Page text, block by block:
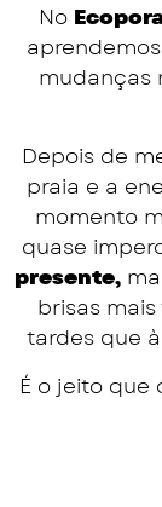
No
mudanças
Depois de
praia e a
momento
quase
presente,
brisas
tardes que
É o jeito que